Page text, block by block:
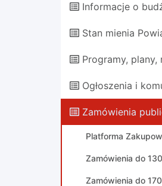
Informacje o
Stan mienia
Programy,
Ogłoszenia i
Zamówienia
Platforma
Zamówienia do
Zamówienia do